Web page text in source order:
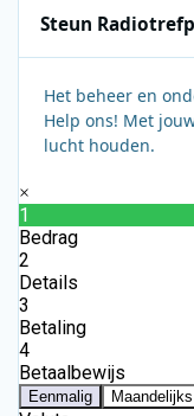
Steun
Het beheer en
Help ons! Met
lucht houden.